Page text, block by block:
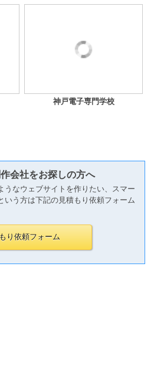
神戸電子専門学校
会社をお探しの方へ
うなウェブサイトを作りたい、スマー
いう方は下記の見積もり依頼フォーム